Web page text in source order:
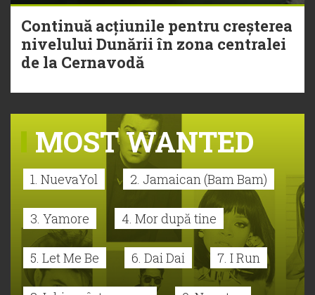
Continuă acțiunile pentru creșterea
nivelului Dunării în zona centralei
de la Cernavodă
MOST WANTED
1. NuevaYol 2. Jamaican (Bam Bam)
3. Yamore 4. Mor după tine
5. Let Me Be 6. Dai Dai 7. I Run